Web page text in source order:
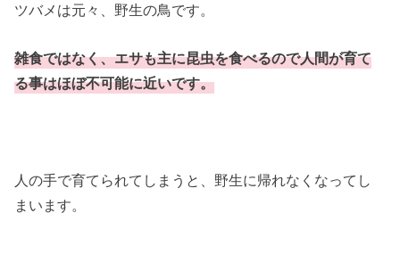
ツバメは元々、野生の鳥です。
雑食ではなく、エサも主に昆虫を食べるので人間が育て
る事はほぼ不可能に近いです。
人の手で育てられてしまうと、野生に帰れなくなってし
まいます。